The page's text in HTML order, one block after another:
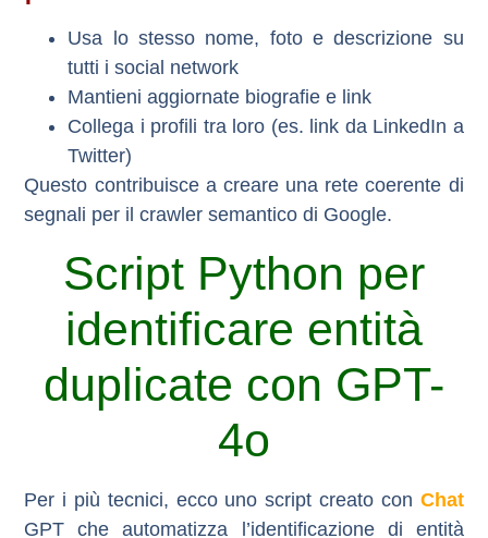
Usa lo stesso nome, foto e descrizione su
tutti i social network
Mantieni aggiornate biografie e link
Collega i profili tra loro (es. link da LinkedIn a
Twitter)
Questo contribuisce a creare una rete coerente di
segnali per il crawler semantico di Google.
Script Python per
identificare entità
duplicate con GPT-
4o
Per i più tecnici, ecco uno script creato con Chat
GPT che automatizza l’identificazione di entità